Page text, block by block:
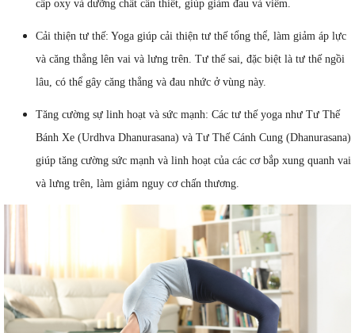
cấp oxy và dưỡng chất cần thiết, giúp giảm đau và viêm.
Cải thiện tư thế: Yoga giúp cải thiện tư thế tổng thể, làm giảm áp lực
và căng thẳng lên vai và lưng trên. Tư thế sai, đặc biệt là tư thế ngồi
lâu, có thể gây căng thẳng và đau nhức ở vùng này.
Tăng cường sự linh hoạt và sức mạnh: Các tư thế yoga như Tư Thế
Bánh Xe (Urdhva Dhanurasana) và Tư Thế Cánh Cung (Dhanurasana)
giúp tăng cường sức mạnh và linh hoạt của các cơ bắp xung quanh vai
và lưng trên, làm giảm nguy cơ chấn thương.